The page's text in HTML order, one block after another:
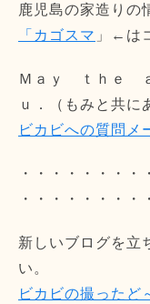
鹿児島の家造りの
「カゴスマ 」←は
Ｍａｙ ｔｈｅ
ｕ．（もみと共に
ビカビへの質問メ
・・・・・・・・
・・・・・・・・
新しいブログを立
い。
ビカビの撮ったど